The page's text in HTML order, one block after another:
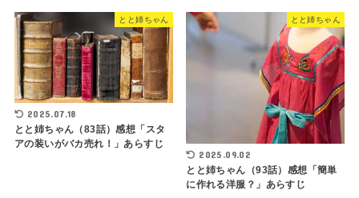
とと姉ちゃん
2025.07.18
とと姉ちゃん（83話）感想「スタ
アの装いがバカ売れ！」あらすじ
とと姉ちゃん
2025.09.02
とと姉ちゃん（93話）感想「簡単
に作れる洋服？」あらすじ